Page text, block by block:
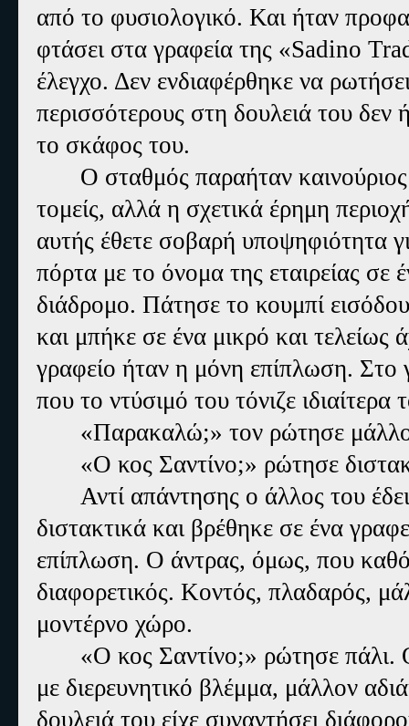
από το φυσιολογικό. Και ήταν
φτάσει στα γραφεία της «Sadino
έλεγχο. Δεν ενδιαφέρθηκε να
περισσότερους στη δουλειά του δεν
το σκάφος του.
Ο σταθμός παραήταν
τομείς, αλλά η σχετικά έρημη
αυτής έθετε σοβαρή υποψηφιότητα
πόρτα με το όνομα της εταιρείας
διάδρομο. Πάτησε το κουμπί
και μπήκε σε ένα μικρό και
γραφείο ήταν η μόνη επίπλωση. Στο
που το ντύσιμό του τόνιζε
«Παρακαλώ;» τον ρώτησε
«Ο κος Σαντίνο;» ρώτησε
Αντί απάντησης ο άλλος του
διστακτικά και βρέθηκε σε ένα
επίπλωση. Ο άντρας, όμως, που
διαφορετικός. Κοντός, πλαδαρός,
μοντέρνο χώρο.
«Ο κος Σαντίνο;» ρώτησε
με διερευνητικό βλέμμα, μάλλον
δουλειά του είχε συναντήσει